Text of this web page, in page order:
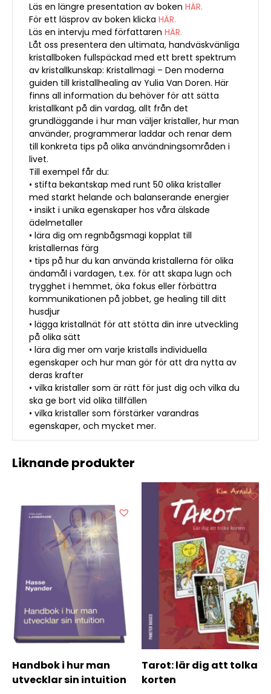
Läs en längre presentation av boken HÄR.
För ett läsprov av boken klicka HÄR.
Läs en intervju med författaren HÄR.
Låt oss presentera den ultimata, handväskvänliga
kristallboken fullspäckad med ett brett spektrum
av kristallkunskap: Kristallmagi – Den moderna
guiden till kristallhealing av Yulia Van Doren. Här
finns all information du behöver för att sätta
kristallkant på din vardag, allt från det
grundläggande i hur man väljer kristaller, hur man
använder, programmerar laddar och renar dem
till konkreta tips på olika användningsområden i
livet.
Till exempel får du:
• stifta bekantskap med runt 50 olika kristaller
med starkt helande och balanserande energier
• insikt i unika egenskaper hos våra älskade
ädelmetaller
• lära dig om regnbågsmagi kopplat till
kristallernas färg
• tips på hur du kan använda kristallerna för olika
ändamål i vardagen, t.ex. för att skapa lugn och
trygghet i hemmet, öka fokus eller förbättra
kommunikationen på jobbet, ge healing till ditt
husdjur
• lägga kristallnät för att stötta din inre utveckling
på olika sätt
• lära dig mer om varje kristalls individuella
egenskaper och hur man gör för att dra nytta av
deras krafter
• vilka kristaller som är rätt för just dig och vilka du
ska ge bort vid olika tillfällen
• vilka kristaller som förstärker varandras
egenskaper, och mycket mer.
Liknande produkter
Handbok i hur man
utvecklar sin intuition
Tarot: lär dig att tolka
korten